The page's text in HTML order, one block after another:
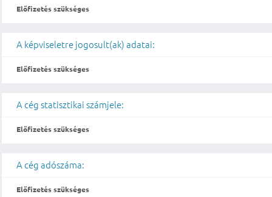
Előfizetés szükséges
A képviseletre jogosult(ak) adatai:
Előfizetés szükséges
A cég statisztikai számjele:
Előfizetés szükséges
A cég adószáma:
Előfizetés szükséges